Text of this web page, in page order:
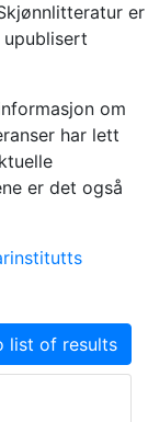
er
om
har lett
er det også
list of results